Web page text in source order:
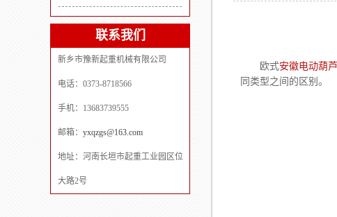
联系我们
新乡市豫新起重机械有限公司
电话：0373-8718566
手机：13683739555
邮箱： yxqzgs@163.com
地址：河南长垣市起重工业园区位
大路2号
欧式安徽电动葫芦
同类型之间的区别。